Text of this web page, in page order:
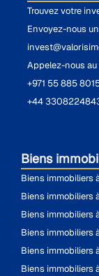
Trouvez votre
Envoyez-nous
Appelez-nous au
+971 55 885
+44
Biens
Biens immobiliers
Biens immobiliers
Biens immobiliers
Biens immobiliers
Biens immobiliers
Biens immobiliers